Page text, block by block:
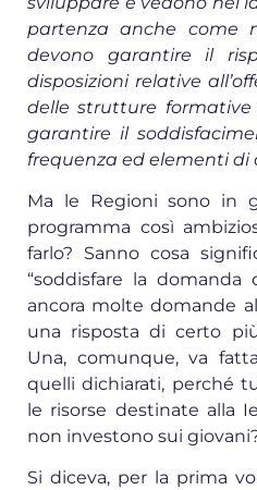
partenza anche come
devono garantire il
disposizioni relative
delle strutture formative
garantire il
frequenza ed elementi di
Ma le Regioni sono in
programma così
farlo? Sanno cosa
“soddisfare la domanda
ancora molte domande
una risposta di certo
Una, comunque, va
quelli dichiarati, perché
le risorse destinate alla
non investono sui
Si diceva, per la prima